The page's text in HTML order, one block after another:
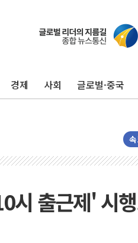
경제 사회 글로벌·중국
시 출근제' 시